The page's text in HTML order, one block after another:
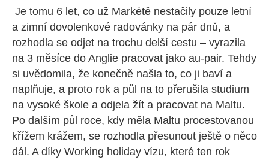
Je tomu 6 let, co už Markétě nestačily pouze letní
a zimní dovolenkové radovánky na pár dnů, a
rozhodla se odjet na trochu delší cestu – vyrazila
na 3 měsíce do Anglie pracovat jako au-pair. Tehdy
si uvědomila, že konečně našla to, co ji baví a
naplňuje, a proto rok a půl na to přerušila studium
na vysoké škole a odjela žít a pracovat na Maltu.
Po dalším půl roce, kdy měla Maltu procestovanou
křížem krážem, se rozhodla přesunout ještě o něco
dál. A díky Working holiday vízu, které ten rok